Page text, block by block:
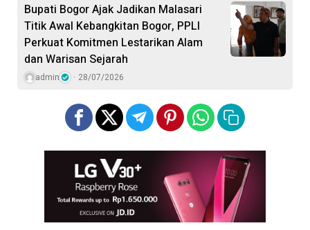
Bupati Bogor Ajak Jadikan Malasari
Titik Awal Kebangkitan Bogor, PPLI
Perkuat Komitmen Lestarikan Alam
dan Warisan Sejarah
admin 28/07/2026